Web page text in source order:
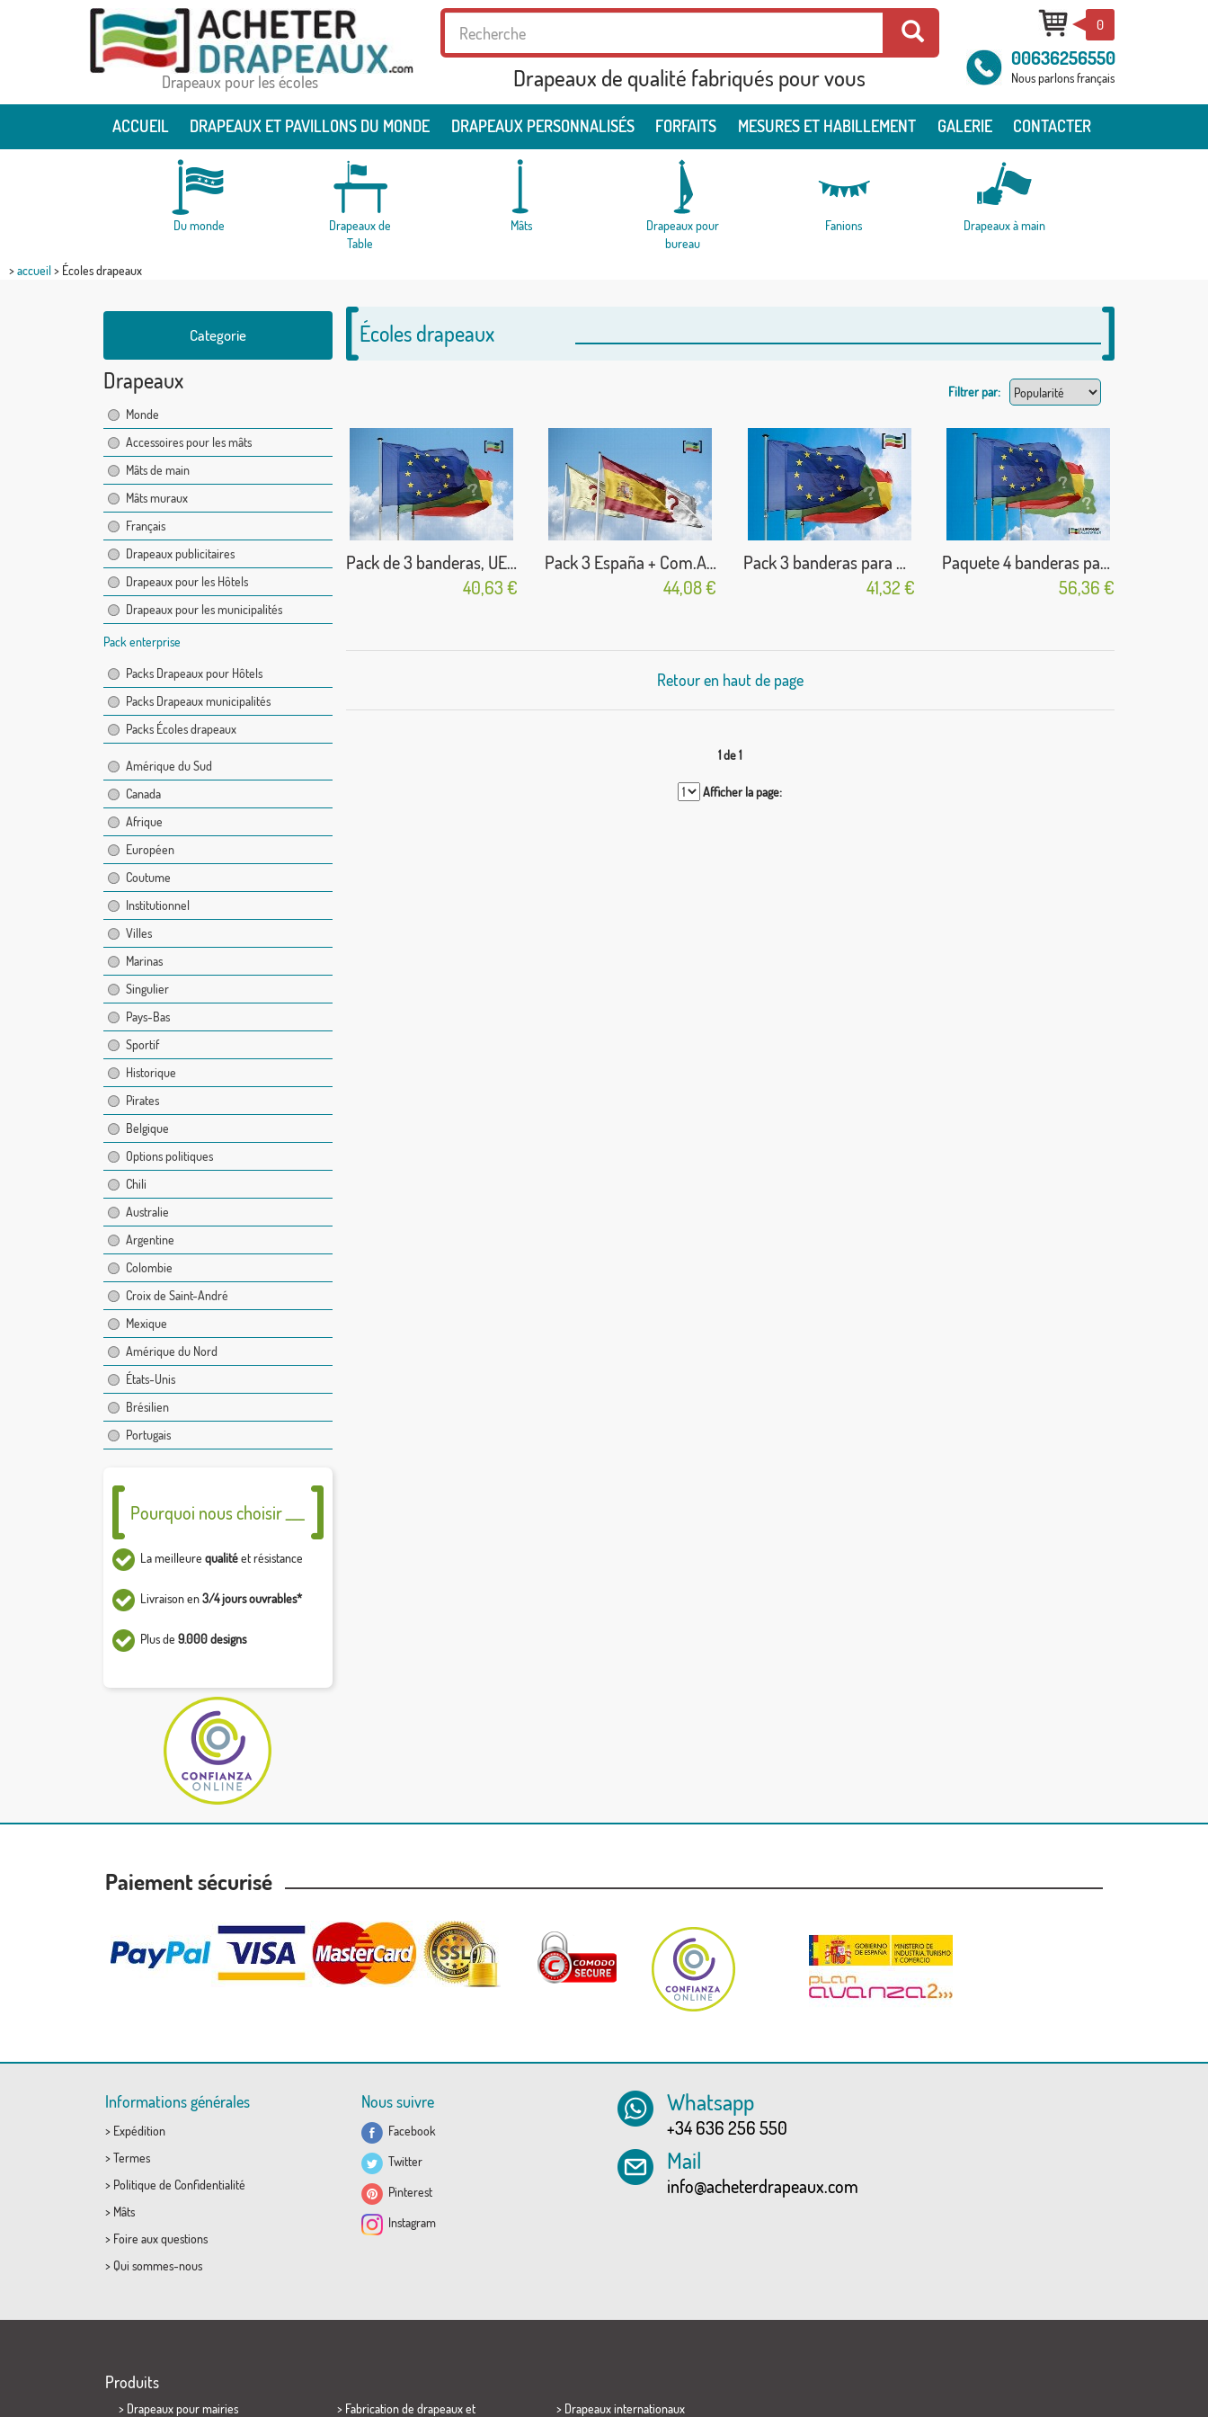
Drapeaux pour les écoles Drapeaux de qualité fabriqués pour vous
0
00636256550
Nous parlons français
ACCUEIL DRAPEAUX ET PAVILLONS DU MONDE DRAPEAUX PERSONNALISÉS FORFAITS MESURES ET HABILLEMENT GALERIE CONTACTER
Du monde
Drapeaux de
Table
Mâts
Drapeaux pour
bureau
Fanions Drapeaux à main
>accueil> Écoles drapeaux
Categorie
Drapeaux
Monde
Accessoires pour les mâts
Mâts de main
Mâts muraux
Français
Drapeaux publicitaires
Drapeaux pour les Hôtels
Drapeaux pour les municipalités
Pack enterprise
Packs Drapeaux pour Hôtels
Packs Drapeaux municipalités
Packs Écoles drapeaux
Amérique du Sud
Canada
Afrique
Européen
Coutume
Institutionnel
Villes
Marinas
Singulier
Pays-Bas
Sportif
Historique
Pirates
Belgique
Options politiques
Chili
Australie
Argentine
Colombie
Croix de Saint-André
Mexique
Amérique du Nord
États-Unis
Brésilien
Portugais
Pourquoi nous choisir ___
La meilleure qualitéet résistance
Livraison en3/4 jours ouvrables*
Plus de 9.000 designs
Écoles drapeaux
Filtrer par:
Pack de 3 banderas, UE + España + Com. Autónoma
40,63 €
Pack 3 España + Com.Autónoma + Localidad
44,08 €
Pack 3 banderas para Colegios
41,32 €
Paquete 4 banderas para Colegios
56,36 €
Retour en haut de page
1 de 1
Afficher la page:
Paiement sécurisé
Informations générales
> Expédition
> Termes
> Politique de Confidentialité
> Mâts
> Foire aux questions
> Qui sommes-nous
Nous suivre
Facebook
Twitter
Pinterest
Instagram
Whatsapp
+34 636 256 550
Mail
info@acheterdrapeaux.com
Produits
> Drapeaux pour mairies > Fabrication de drapeaux et > Drapeaux internationaux